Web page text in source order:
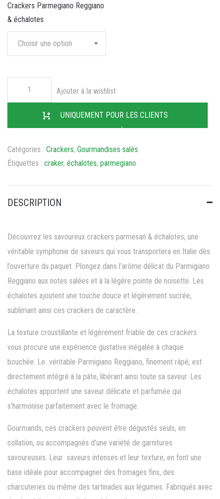
Crackers Parmegiano Reggiano
& échalotes
UNIQUEMENT POUR LES CLIENTS
ENREGISTRÉS
Ajouter à la wishlist
Catégories : Crackers, Gourmandises salés
Étiquettes : craker, échalotes, parmegiano
DESCRIPTION
Découvrez les savoureux crackers parmesan & échalotes, une
véritable symphonie de saveurs qui vous transportera en Italie dès
l’ouverture du paquet. Plongez dans l’arôme délicat du Parmigiano
Reggiano aux notes salées et à la légère pointe de noisette. Les
échalotes ajoutent une touche douce et légèrement sucrée,
sublimant ainsi ces crackers de caractère.
La texture croustillante et légèrement friable de ces crackers
vous procure une expérience gustative inégalée à chaque
bouchée. Le véritable Parmigiano Reggiano, finement râpé, est
directement intégré à la pâte, libérant ainsi toute sa saveur. Les
échalotes apportent une saveur délicate et parfumée qui
s’harmonise parfaitement avec le fromage.
Gourmands, ces crackers peuvent être dégustés seuls, en
collation, ou accompagnés d’une variété de garnitures
savoureuses. Leur saveurs intenses et leur texture, en font une
base idéale pour accompagner des fromages fins, des
charcuteries ou même des tartinades aux légumes. Fabriqués avec